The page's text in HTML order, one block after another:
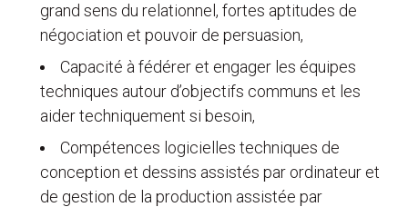
grand sens du relationnel, fortes aptitudes de
négociation et pouvoir de persuasion,
Capacité à fédérer et engager les équipes
techniques autour d’objectifs communs et les
aider techniquement si besoin,
Compétences logicielles techniques de
conception et dessins assistés par ordinateur et
de gestion de la production assistée par